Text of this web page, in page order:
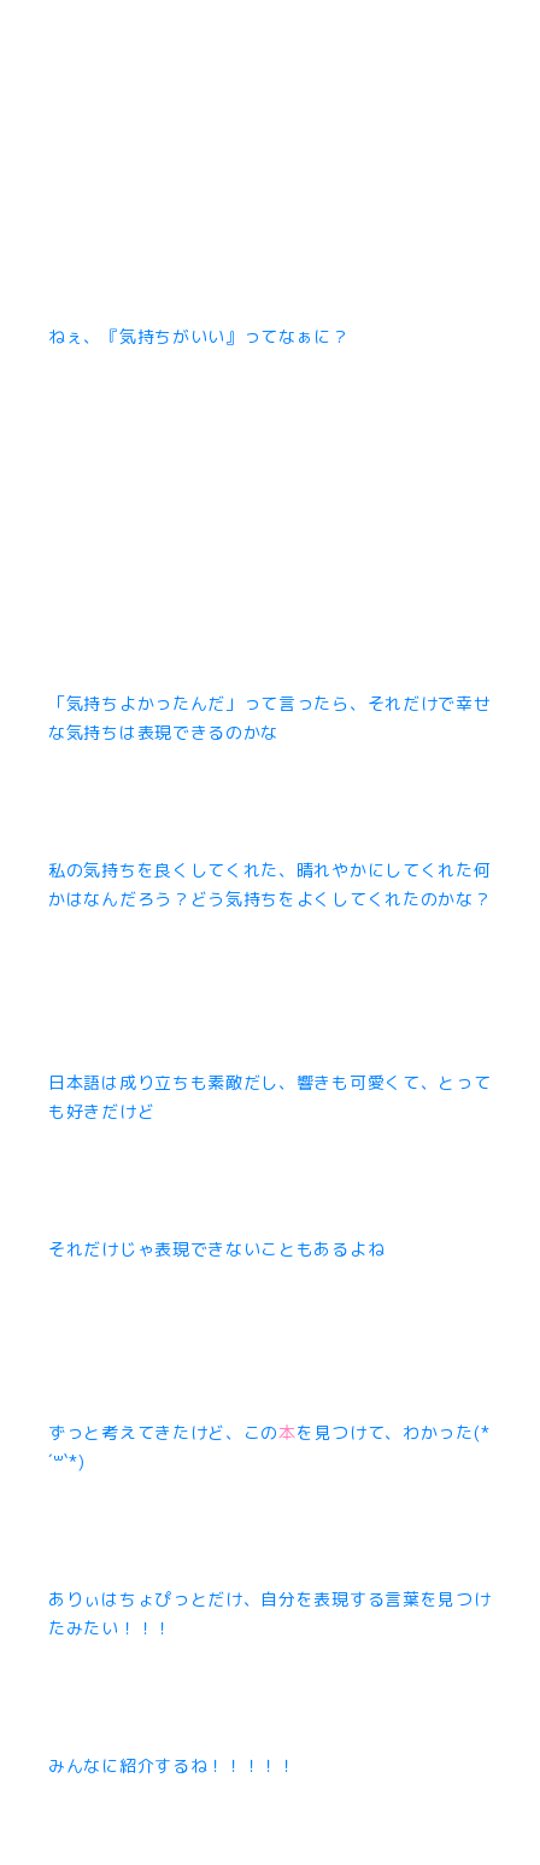
ねぇ、『気持ちがいい』ってなぁに？
「気持ちよかったんだ」って言ったら、それだけで幸せ
な気持ちは表現できるのかな
私の気持ちを良くしてくれた、晴れやかにしてくれた何
かはなんだろう？どう気持ちをよくしてくれたのかな？
日本語は成り立ちも素敵だし、響きも可愛くて、とって
も好きだけど
それだけじゃ表現できないこともあるよね
ずっと考えてきたけど、この本を見つけて、わかった(*
´꒳`*)
ありぃはちょぴっとだけ、自分を表現する言葉を見つけ
たみたい！！！
みんなに紹介するね！！！！！